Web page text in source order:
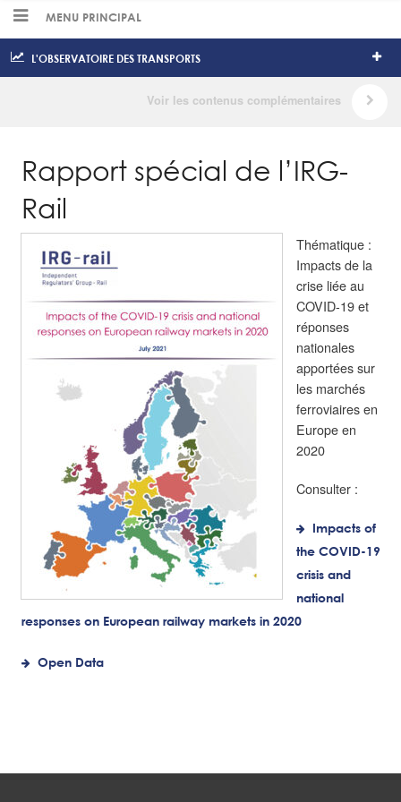
MENU PRINCIPAL
L'OBSERVATOIRE DES TRANSPORTS
Rapport spécial de l’IRG-
Rail
Thématique :
Impacts de la
crise liée au
COVID-19 et
réponses
nationales
apportées sur
les marchés
ferroviaires en
Europe en
2020
Consulter :
Impacts of
the COVID-19
crisis and
national
responses on European railway markets in 2020
Open Data